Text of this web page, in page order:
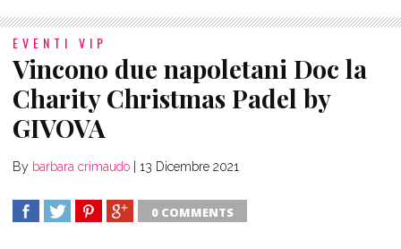
EVENTI VIP
Vincono due napoletani Doc la
Charity Christmas Padel by
GIVOVA
By barbara crimaudo 13 Dicembre 2021
0 COMMENTS